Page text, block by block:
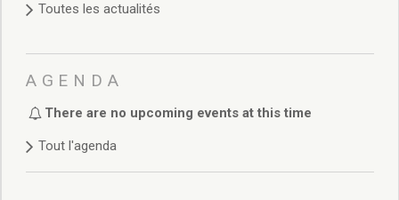
Délibérations 2025
Délibérations 2022
Délibérations 2021
Délibérations 2020
Délibérations 2019
Délibérations 2018
Toutes les actualités
AGENDA
There are no upcoming events at this time
Tout l'agenda